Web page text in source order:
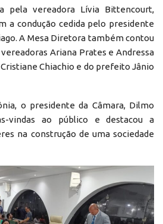
pela vereadora Lívia Bittencourt,
a condução cedida pelo presidente
A Mesa Diretora também contou
Ariana Prates e Andressa
Chiachio e do prefeito Jânio
o presidente da Câmara, Dilmo
vindas ao público e destacou a
na construção de uma sociedade